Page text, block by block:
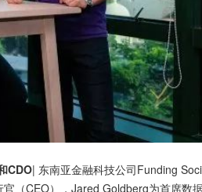
CDO| 东南亚金融科技公司Funding
（CEO），Jared Goldberg为首席数